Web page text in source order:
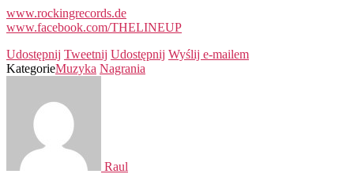
www.rockingrecords.de
www.facebook.com/THELINEUP
Udostępnij Tweetnij Udostępnij Wyślij e-mailem
KategorieMuzyka Nagrania
Raul